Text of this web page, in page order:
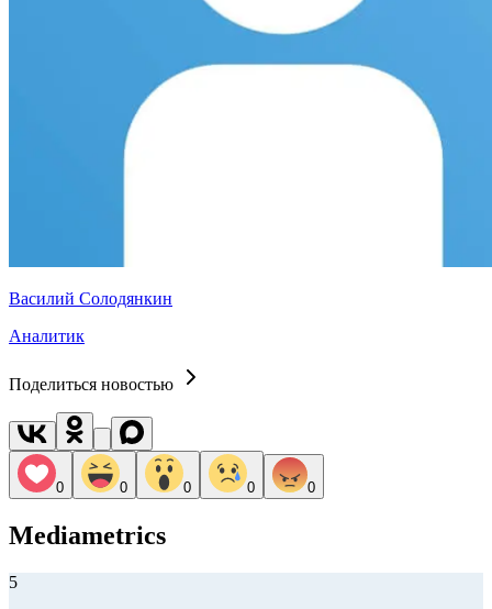
Василий Солодянкин
Аналитик
Поделиться новостью
0 0 0 0 0
Mediametrics
5